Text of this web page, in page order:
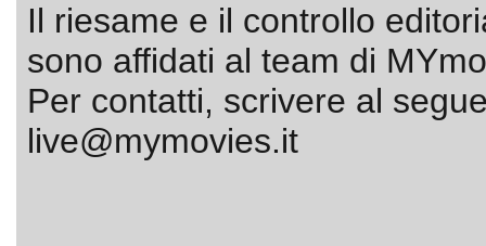
Il riesame e il controllo
sono affidati al team di
Per contatti, scrivere al
live@mymovies.it